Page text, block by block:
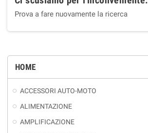
HOME
ACCESSORI AUTO-MOTO
ALIMENTAZIONE
AMPLIFICAZIONE
Prova a fare nuovamente la ricerca